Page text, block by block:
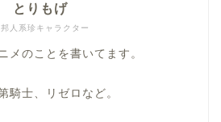
人系珍キャラクター
とりもげ
メのことを書いてます。
騎士、リゼロなど。